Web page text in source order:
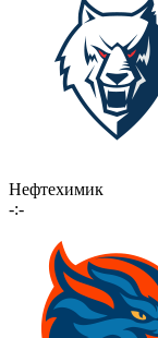
Нефтехимик
-:-